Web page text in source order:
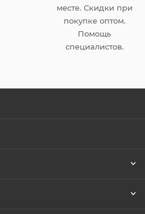
месте. Скидки при
покупке оптом.
Помощь
специалистов.